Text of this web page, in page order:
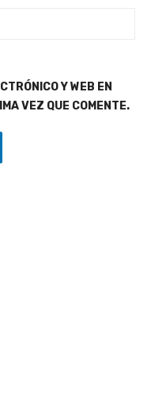
Y WEB EN
VEZ QUE COMENTE.